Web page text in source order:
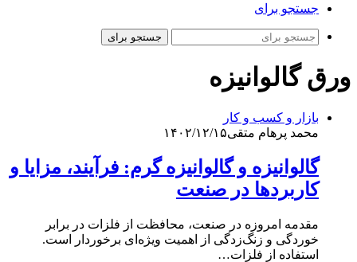
جستجو برای
جستجو برای
ورق گالوانیزه
بازار و کسب و کار
محمد پرهام متقی۱۴۰۲/۱۲/۱۵
گالوانیزه و گالوانیزه گرم: فرآیند، مزایا و
کاربردها در صنعت
مقدمه امروزه در صنعت، محافظت از فلزات در برابر
خوردگی و زنگ‌زدگی از اهمیت ویژه‌ای برخوردار است.
استفاده از فلزات…